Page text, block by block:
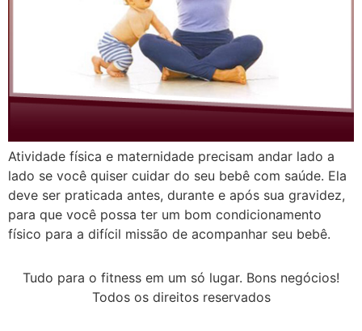
Atividade física e maternidade precisam andar lado a
lado se você quiser cuidar do seu bebê com saúde. Ela
deve ser praticada antes, durante e após sua gravidez,
para que você possa ter um bom condicionamento
físico para a difícil missão de acompanhar seu bebê.
Tudo para o fitness em um só lugar. Bons negócios!
Todos os direitos reservados